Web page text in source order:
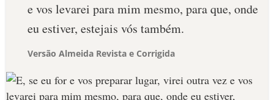
e vos levarei para mim mesmo, para que, onde
eu estiver, estejais vós também.
Versão Almeida Revista e Corrigida